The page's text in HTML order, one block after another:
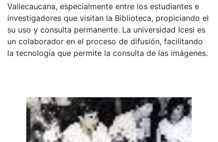
Vallecaucana, especialmente entre los estudiantes e
investigadores que visitan la Biblioteca, propiciando el
su uso y consulta permanente. La universidad Icesi es
un colaborador en el proceso de difusión, facilitando
la tecnología que permite la consulta de las imágenes.